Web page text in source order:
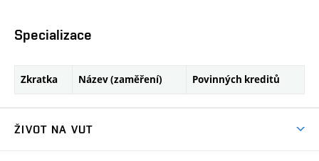
Specializace
Zkratka Název (zaměření) Povinných kreditů
ŽIVOT NA VUT